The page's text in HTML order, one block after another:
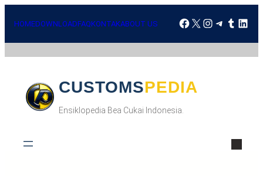
HOMEDOWNLOADFAQKONTAKABOUT US
CUSTOMSPEDIA
Ensiklopedia Bea Cukai Indonesia.